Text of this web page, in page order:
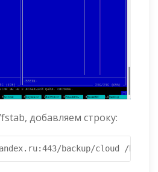
добавляем строку:
backup/cloud /